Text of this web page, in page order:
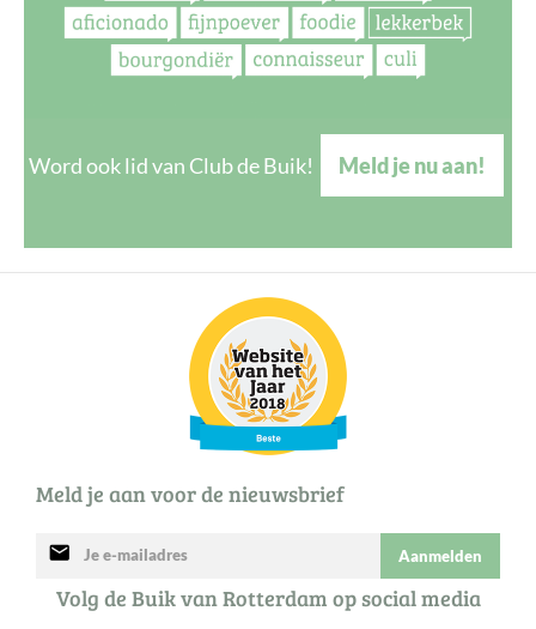
Word ook lid van Club de Buik! Meld je nu aan!
Meld je aan voor de nieuwsbrief
mail Aanmelden
Volg de Buik van Rotterdam op social media